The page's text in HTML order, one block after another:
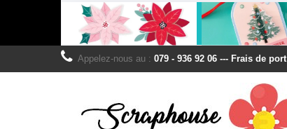
Appelez-nous au : 079 - 936 92 06 --- Frais de